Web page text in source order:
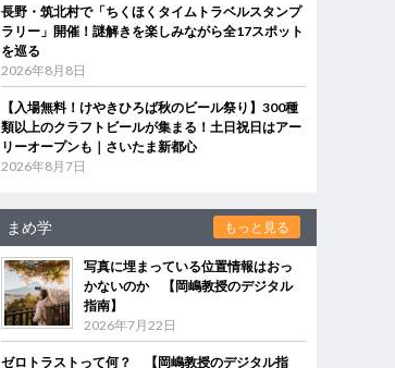
長野・筑北村で「ちくほくタイムトラベルスタンプ
ラリー」開催！謎解きを楽しみながら全17スポット
を巡る
2026年8月8日
【入場無料！けやきひろば秋のビール祭り】300種
類以上のクラフトビールが集まる！土日祝日はアー
リーオープンも｜さいたま新都心
2026年8月7日
まめ学 もっと見る
写真に埋まっている位置情報はおっ
かないのか 【岡嶋教授のデジタル
指南】
2026年7月22日
ゼロトラストって何？ 【岡嶋教授のデジタル指